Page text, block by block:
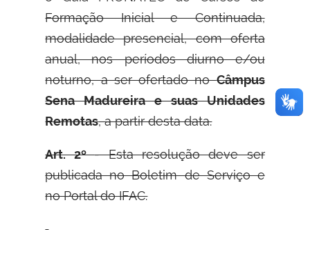
Formação Inicial e Continuada,
modalidade presencial, com oferta
anual, nos períodos diurno e/ou
noturno, a ser ofertado noCâmpus
Sena Madureira e suas Unidades
Remotas, a partir desta data.
Art. 2º- Esta resolução deve ser
publicada no Boletim de Serviço e
no Portal do IFAC.